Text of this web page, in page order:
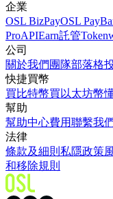
企業
OSL BizPayOSL Pay
ProAPIEarn託管
公司
關於我們 團隊部落格
快捷買幣
買比特幣買以太坊幣
幫助
幫助中心費用聯繫我們
法律
條款及細則 私隱政策
和移除規則